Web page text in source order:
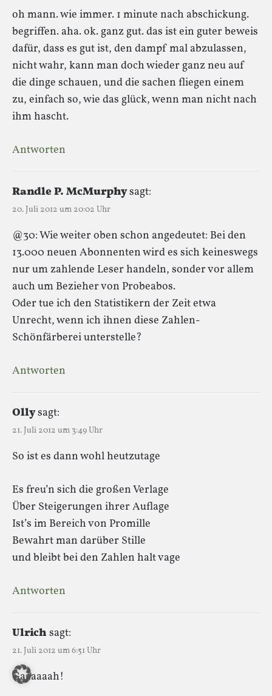
oh mann. wie immer. 1 minute nach abschickung.
begriffen. aha. ok. ganz gut. das ist ein guter beweis
dafür, dass es gut ist, den dampf mal abzulassen,
nicht wahr, kann man doch wieder ganz neu auf
die dinge schauen, und die sachen fliegen einem
zu, einfach so, wie das glück, wenn man nicht nach
ihm hascht.
Antworten
Randle P. McMurphysagt:
20. Juli 2012 um 20:02 Uhr
@30: Wie weiter oben schon angedeutet: Bei den
13.000 neuen Abonnenten wird es sich keineswegs
nur um zahlende Leser handeln, sonder vor allem
auch um Bezieher von Probeabos.
Oder tue ich den Statistikern der Zeit etwa
Unrecht, wenn ich ihnen diese Zahlen-
Schönfärberei unterstelle?
Antworten
Ollysagt:
21. Juli 2012 um 3:49 Uhr
So ist es dann wohl heutzutage
Es freu’n sich die großen Verlage
Über Steigerungen ihrer Auflage
Ist’s im Bereich von Promille
Bewahrt man darüber Stille
und bleibt bei den Zahlen halt vage
Antworten
Ulrich sagt:
21. Juli 2012 um 6:51 Uhr
Gaaaaaah!